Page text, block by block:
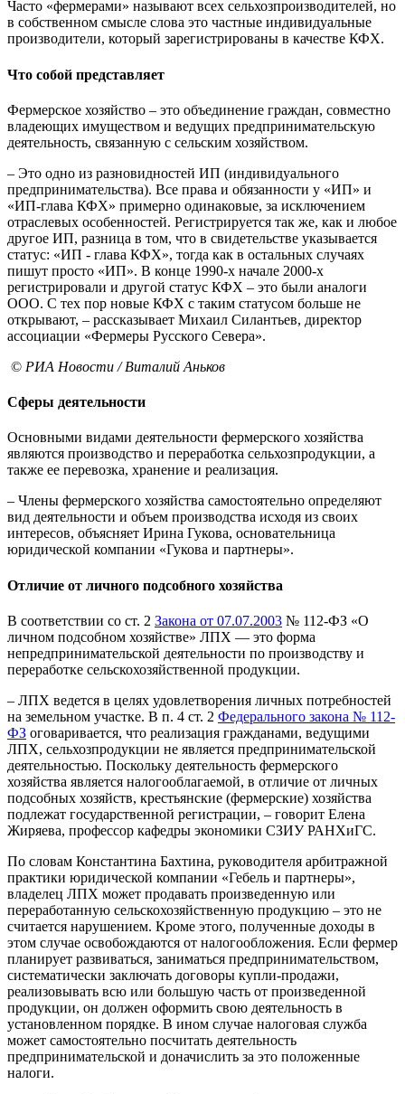
Часто «фермерами» называют всех сельхозпроизводителей, но
в собственном смысле слова это частные индивидуальные
производители, который зарегистрированы в качестве КФХ.
Что собой представляет
Фермерское хозяйство – это объединение граждан, совместно
владеющих имуществом и ведущих предпринимательскую
деятельность, связанную с сельским хозяйством.
– Это одно из разновидностей ИП (индивидуального
предпринимательства). Все права и обязанности у «ИП» и
«ИП-глава КФХ» примерно одинаковые, за исключением
отраслевых особенностей. Регистрируется так же, как и любое
другое ИП, разница в том, что в свидетельстве указывается
статус: «ИП - глава КФХ», тогда как в остальных случаях
пишут просто «ИП». В конце 1990-х начале 2000-х
регистрировали и другой статус КФХ – это были аналоги
ООО. С тех пор новые КФХ с таким статусом больше не
открывают, – рассказывает Михаил Силантьев, директор
ассоциации «Фермеры Русского Севера».
© РИА Новости / Виталий Аньков
Сферы деятельности
Основными видами деятельности фермерского хозяйства
являются производство и переработка сельхозпродукции, а
также ее перевозка, хранение и реализация.
– Члены фермерского хозяйства самостоятельно определяют
вид деятельности и объем производства исходя из своих
интересов, объясняет Ирина Гукова, основательница
юридической компании «Гукова и партнеры».
Отличие от личного подсобного хозяйства
В соответствии со ст. 2 Закона от 07.07.2003 № 112-ФЗ «О
личном подсобном хозяйстве» ЛПХ — это форма
непредпринимательской деятельности по производству и
переработке сельскохозяйственной продукции.
– ЛПХ ведется в целях удовлетворения личных потребностей
на земельном участке. В п. 4 ст. 2 Федерального закона № 112-
ФЗ оговаривается, что реализация гражданами, ведущими
ЛПХ, сельхозпродукции не является предпринимательской
деятельностью. Поскольку деятельность фермерского
хозяйства является налогооблагаемой, в отличие от личных
подсобных хозяйств, крестьянские (фермерские) хозяйства
подлежат государственной регистрации, – говорит Елена
Жиряева, профессор кафедры экономики СЗИУ РАНХиГС.
По словам Константина Бахтина, руководителя арбитражной
практики юридической компании «Гебель и партнеры»,
владелец ЛПХ может продавать произведенную или
переработанную сельскохозяйственную продукцию – это не
считается нарушением. Кроме этого, полученные доходы в
этом случае освобождаются от налогообложения. Если фермер
планирует развиваться, заниматься предпринимательством,
систематически заключать договоры купли-продажи,
реализовывать всю или большую часть от произведенной
продукции, он должен оформить свою деятельность в
установленном порядке. В ином случае налоговая служба
может самостоятельно посчитать деятельность
предпринимательской и доначислить за это положенные
налоги.